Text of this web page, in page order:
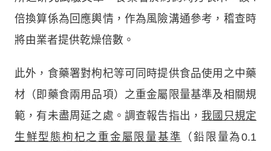
倍換算係為回應輿情，作為風險溝通參考，稽查時
將由業者提供乾燥倍數。
此外，食藥署對枸杞等可同時提供食品使用之中藥
材（即藥食兩用品項）之重金屬限量基準及相關規
範，有未盡周延之處。調查報告指出， 我國只規定
生鮮型態枸杞之重金屬限量基準
（鉛限量為0.1